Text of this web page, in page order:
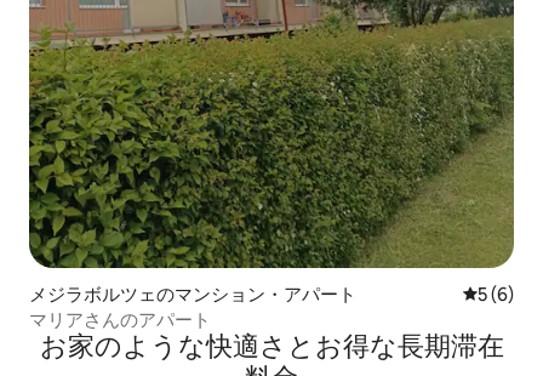
メジラボルツェのマンション・アパート レビュー
5 (6)
マリアさんのアパート
お家のような快⁠適⁠さ⁠とお⁠得⁠な長⁠期⁠滞⁠在